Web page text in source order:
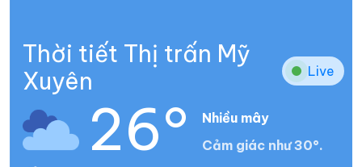
Thời tiết Thị trấn Mỹ
Xuyên
Live
26°
Nhiều mây
Cảm giác như 30°.